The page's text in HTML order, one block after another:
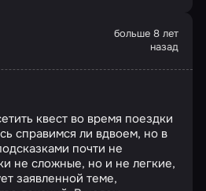
больше 8 лет
назад
квест во время поездки
справимся ли вдвоем, но в
почти не
не сложные, но и не легкие,
заявленной теме,